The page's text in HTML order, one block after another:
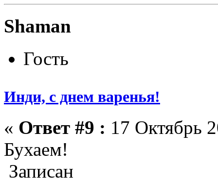
Shaman
Гость
Инди, с днем варенья!
« Ответ #9 : 17 Октябрь
Бухаем!
Записан